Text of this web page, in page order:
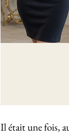
Il était une fois,